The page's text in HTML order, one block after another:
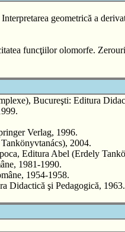
geometrică a
funcţiilor olomorfe.
Bucureşti: Editura
Verlag, 1996.
2004.
Editura Abel (Erdely
1981-1990.
1954-1958.
Didactică şi Pedagogică, 1963.